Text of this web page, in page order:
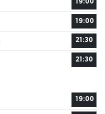
19:00
19:00
21:30
21:30
19:00